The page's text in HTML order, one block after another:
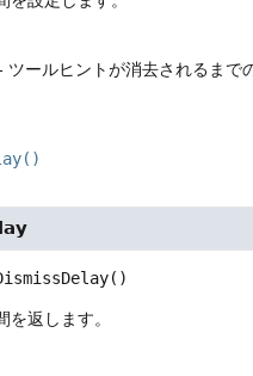
ツールヒントが消去されるまで
()
返します。